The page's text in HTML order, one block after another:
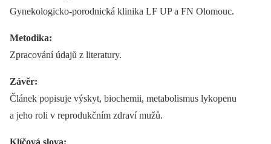
Gynekologicko-porodnická klinika LF UP a FN Olomouc.
Metodika:
Zpracování údajů z literatury.
Závěr:
Článek popisuje výskyt, biochemii, metabolismus lykopenu
a jeho roli v reprodukčním zdraví mužů.